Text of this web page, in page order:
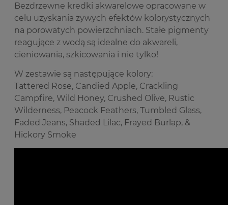
Bezdrzewne kredki akwarelowe opracowane w
celu uzyskania żywych efektów kolorystycznych
na porowatych powierzchniach. Stałe pigmenty
reagujące z wodą są idealne do akwareli,
cieniowania, szkicowania i nie tylko!
W zestawie są następujące kolory:
Tattered Rose, Candied Apple, Crackling
Campfire, Wild Honey, Crushed Olive, Rustic
Wilderness, Peacock Feathers, Tumbled Glass,
Faded Jeans, Shaded Lilac, Frayed Burlap, &
Hickory Smoke